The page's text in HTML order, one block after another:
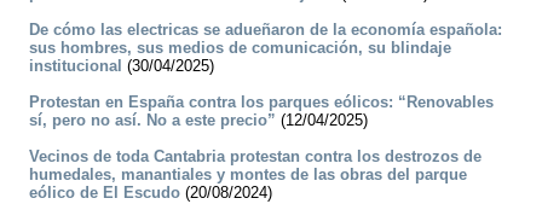
De cómo las electricas se adueñaron de la economía española:
sus hombres, sus medios de comunicación, su blindaje
institucional (30/04/2025)
Protestan en España contra los parques eólicos: “Renovables
sí, pero no así. No a este precio” (12/04/2025)
Vecinos de toda Cantabria protestan contra los destrozos de
humedales, manantiales y montes de las obras del parque
eólico de El Escudo (20/08/2024)